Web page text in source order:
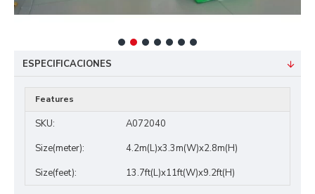
ESPECIFICACIONES
Features
SKU:
A072040
Size(meter):
4.2m(L)x3.3m(W)x2.8m(H)
Size(feet):
13.7ft(L)x11ft(W)x9.2ft(H)